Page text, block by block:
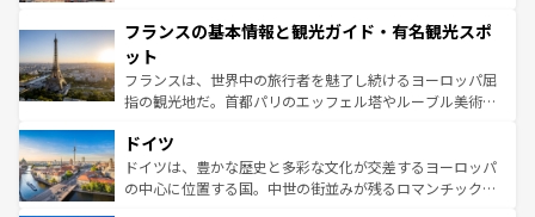
ませてくれるイタリアで、忘れられない旅をしてみよう！
なお、新着のイタリア情報は
しい。
文化が根付くこの国では、情熱的なフラメンコ、熱気あふ
れる闘牛、そして美味しいタパスが生活の一部となってい
る。首都マドリードの洗練された雰囲気や、バルセロナの
アートに溢れた街角から、地方では古代ローマ遺跡や中世
せる。地方によって風土や気候が異なるスペインはその個
性で訪れる人を魅了する。 なお、新着のスペイン情報は コ
ンテンツ一覧を参照してほしい。
フランスの基本情報と観光ガイド・有名観光スポ
ット
フランスは、世界中の旅行者を魅了し続けるヨーロッパ屈
指の観光地だ。首都パリのエッフェル塔やルーブル美術館
で、幅広い魅力が詰まっている。華麗な宮殿、歴史的な大
聖堂、美しいビーチ、そして豊かな自然が、訪れる者を心
から魅了する。また、フランスは美食の国としても知ら
ドイツ
ドイツは、豊かな歴史と多彩な文化が交差するヨーロッパ
の中心に位置する国。中世の街並みが残るロマンチック街